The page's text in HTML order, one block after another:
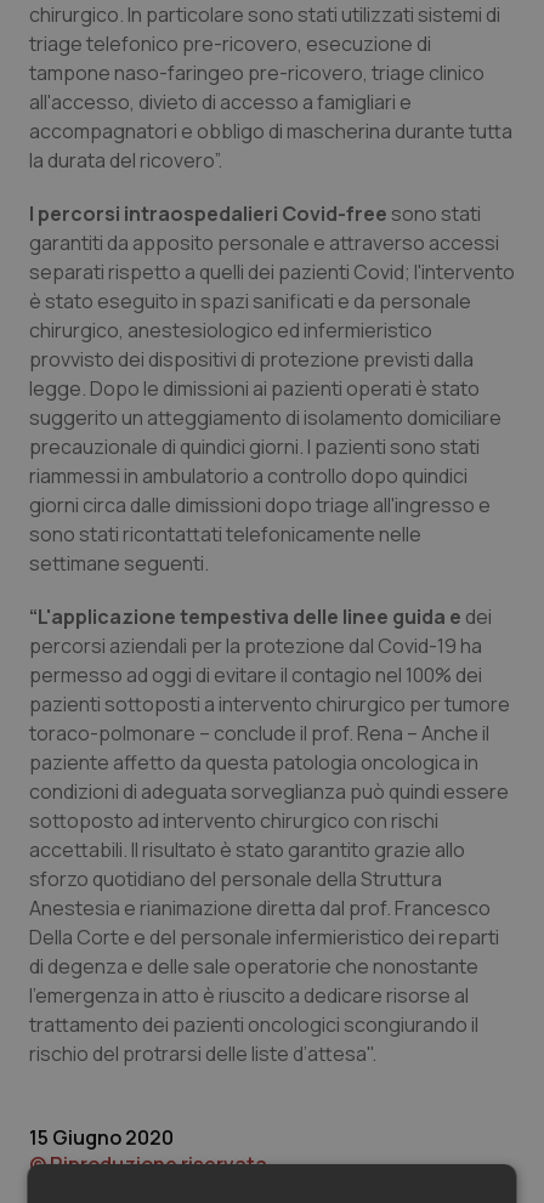
Marche
Molise
Piemonte
Provincia Autonoma di Bolzano
Provincia Autonoma di Trento
Puglia
Sardegna
Sicilia
Toscana
Valle D’Aosta
Veneto
Donna & Salute
Epatiti
HIV
Infezioni & Febbre
Ipertensione & Scompenso
Malattie rare
Malattia di Crohn & Rettocolite Ulcerosa
Neuroscienze & patologie neurodegenerative
Obesità
Oncodermatologia
Oncoematologia
Oncologia & Nutrizione
Psoriasi & pelle
Quotidiano Cardiologia
Quotidiano Chirurgia
Quotidiano Oncologia
Rene & patologie urogenitali
chirurgico. In particolare sono stati utilizzati sistemi di
triage telefonico pre-ricovero, esecuzione di
tampone naso-faringeo pre-ricovero, triage clinico
all'accesso, divieto di accesso a famigliari e
accompagnatori e obbligo di mascherina durante tutta
la durata del ricovero”.
I percorsi intraospedalieri Covid-free sono stati
garantiti da apposito personale e attraverso accessi
separati rispetto a quelli dei pazienti Covid; l'intervento
è stato eseguito in spazi sanificati e da personale
chirurgico, anestesiologico ed infermieristico
provvisto dei dispositivi di protezione previsti dalla
legge. Dopo le dimissioni ai pazienti operati è stato
suggerito un atteggiamento di isolamento domiciliare
precauzionale di quindici giorni. I pazienti sono stati
riammessi in ambulatorio a controllo dopo quindici
giorni circa dalle dimissioni dopo triage all'ingresso e
sono stati ricontattati telefonicamente nelle
settimane seguenti.
“L'applicazione tempestiva delle linee guida e dei
percorsi aziendali per la protezione dal Covid-19 ha
permesso ad oggi di evitare il contagio nel 100% dei
pazienti sottoposti a intervento chirurgico per tumore
toraco-polmonare – conclude il prof. Rena – Anche il
paziente affetto da questa patologia oncologica in
condizioni di adeguata sorveglianza può quindi essere
sottoposto ad intervento chirurgico con rischi
accettabili. Il risultato è stato garantito grazie allo
sforzo quotidiano del personale della Struttura
Anestesia e rianimazione diretta dal prof. Francesco
Della Corte e del personale infermieristico dei reparti
di degenza e delle sale operatorie che nonostante
l'emergenza in atto è riuscito a dedicare risorse al
trattamento dei pazienti oncologici scongiurando il
rischio del protrarsi delle liste d’attesa".
15 Giugno 2020
© Riproduzione riservata